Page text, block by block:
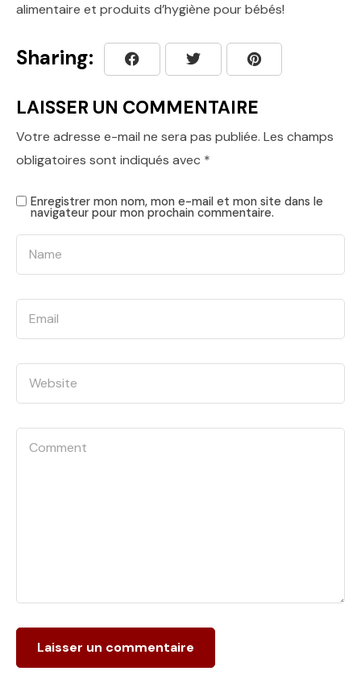
alimentaire et produits d’hygiène pour bébés!
Sharing:
LAISSER UN COMMENTAIRE
Votre adresse e-mail ne sera pas publiée. Les champs
obligatoires sont indiqués avec *
Enregistrer mon nom, mon e-mail et mon site dans le
navigateur pour mon prochain commentaire.